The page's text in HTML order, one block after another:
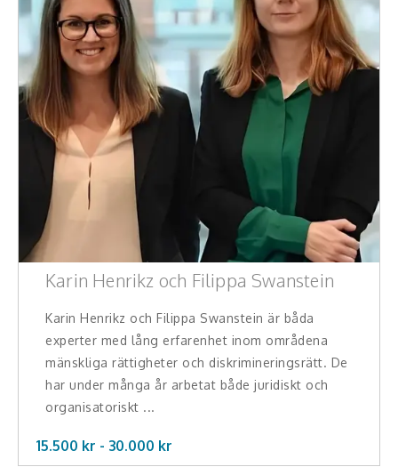
Karin Henrikz och Filippa Swanstein
Karin Henrikz och Filippa Swanstein är båda
experter med lång erfarenhet inom områdena
mänskliga rättigheter och diskrimineringsrätt. De
har under många år arbetat både juridiskt och
organisatoriskt ...
15.500 kr - 30.000 kr